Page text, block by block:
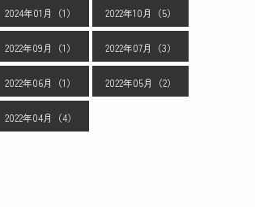
2024年01月（1） 2022年10月（5）
2022年09月（1） 2022年07月（3）
2022年06月（1） 2022年05月（2）
2022年04月（4）